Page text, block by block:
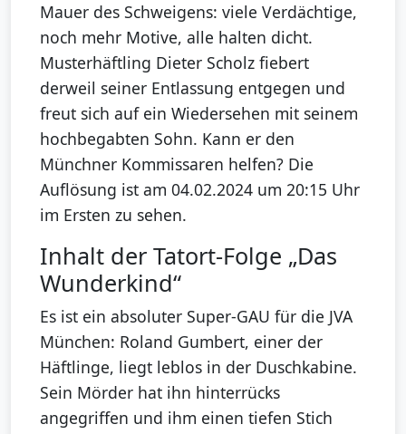
Mauer des Schweigens: viele Verdächtige,
noch mehr Motive, alle halten dicht.
Musterhäftling Dieter Scholz fiebert
derweil seiner Entlassung entgegen und
freut sich auf ein Wiedersehen mit seinem
hochbegabten Sohn. Kann er den
Münchner Kommissaren helfen? Die
Auflösung ist am 04.02.2024 um 20:15 Uhr
im Ersten zu sehen.
Inhalt der Tatort-Folge „Das
Wunderkind“
Es ist ein absoluter Super-GAU für die JVA
München: Roland Gumbert, einer der
Häftlinge, liegt leblos in der Duschkabine.
Sein Mörder hat ihn hinterrücks
angegriffen und ihm einen tiefen Stich